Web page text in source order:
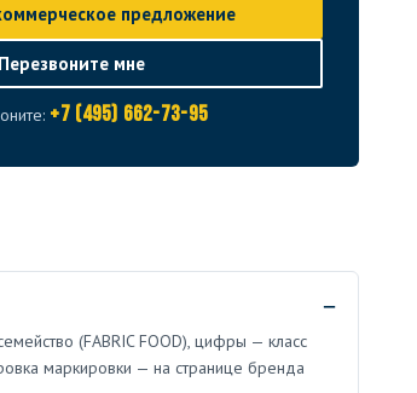
предложение
Перезвоните мне
+7 (495) 662-73-95
(FABRIC FOOD), цифры — класс
маркировки — на странице бренда